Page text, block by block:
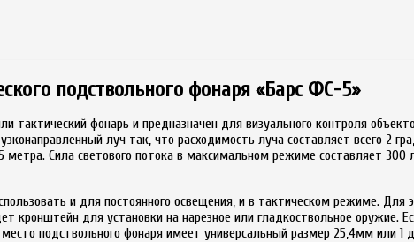
подствольного фонаря «Барс ФС-5»
тактический фонарь и предназначен для визуального контроля
луч так, что расходимость луча составляет всего 2
метра. Сила светового потока в максимальном режиме составляет
и для постоянного освещения, и в тактическом режиме. Для
кронштейн для установки на нарезное или гладкоствольное
подствольного фонаря имеет универсальный размер 25,4мм или 1